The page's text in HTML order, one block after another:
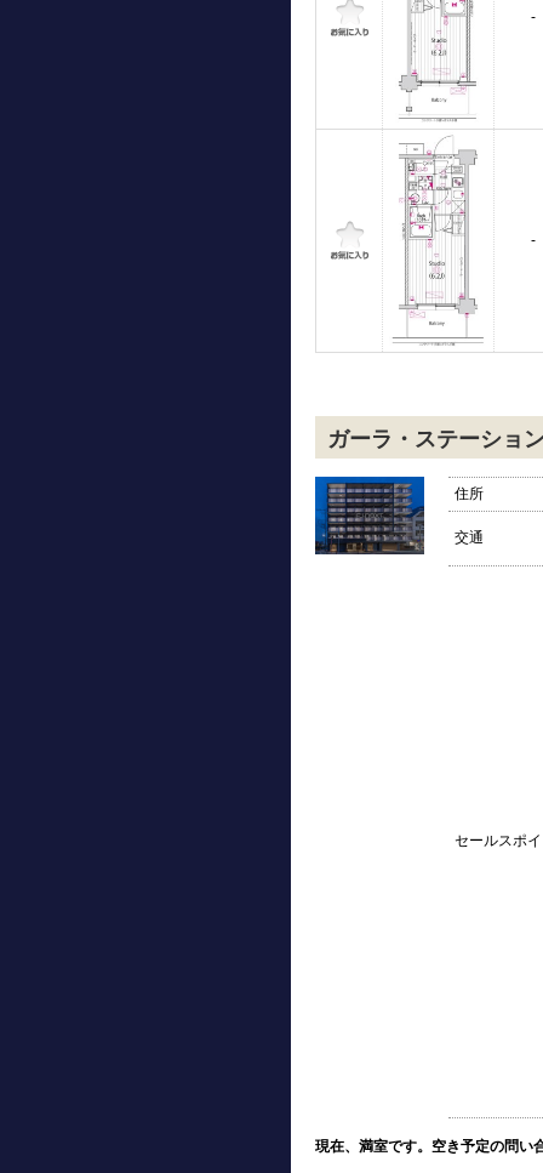
-
-
ガーラ・ステーショ
住所
交通
セールスポ
現在、満室です。空き予定の問い